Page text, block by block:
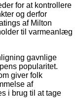
for at kontrollere
og derfor
af Milton
til varmeanlæg
gavnlige
popularitet.
giver folk
af
i brug til at tage